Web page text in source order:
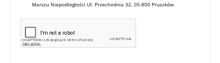
Marszu Niepodległości Ul. Przechodnia 32, 05-800 Pruszków